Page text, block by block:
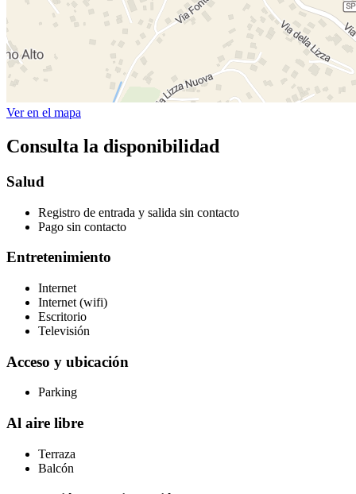
Ver en el mapa
Consulta la disponibilidad
Salud
Registro de entrada y salida sin contacto
Pago sin contacto
Entretenimiento
Internet
Internet (wifi)
Escritorio
Televisión
Acceso y ubicación
Parking
Al aire libre
Terraza
Balcón